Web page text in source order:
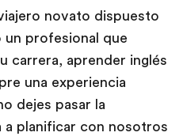
novato dispuesto
un profesional que
carrera, aprender inglés
una experiencia
dejes pasar la
planificar con nosotros